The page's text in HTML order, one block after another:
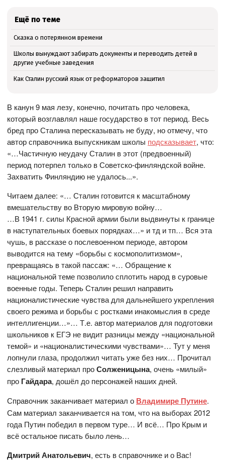
Ещё по теме
Сказка о потерянном времени
Школы вынуждают забирать документы и переводить детей в
другие учебные заведения
Как Сталин русский язык от реформаторов защитил
В канун 9 мая лезу, конечно, почитать про человека,
который возглавлял наше государство в тот период. Весь
бред про Сталина пересказывать не буду, но отмечу, что
автор справочника выпускникам школы подсказывает, что:
«…Частичную неудачу Сталин в этот (предвоенный)
период потерпел только в Советско-финляндской войне.
Захватить Финляндию не удалось...».
Читаем далее: «… Сталин готовится к масштабному
вмешательству во Вторую мировую войну…
…В 1941 г. силы Красной армии были выдвинуты к границе
в наступательных боевых порядках…» и тд и тп… Вся эта
чушь, в рассказе о послевоенном периоде, автором
выводится на тему «борьбы с космополитизмом»,
превращаясь в такой пассаж: «… Обращение к
национальной теме позволило сплотить народ в суровые
военные годы. Теперь Сталин решил направить
националистические чувства для дальнейшего укрепления
своего режима и борьбы с ростками инакомыслия в среде
интеллигенции…»… Т.е. автор материалов для подготовки
школьников к ЕГЭ не видит разницы между «национальной
темой» и «националистическими чувствами»… Тут у меня
лопнули глаза, продолжил читать уже без них… Прочитал
слезливый материал проСолженицына, очень «милый»
про Гайдара, дошёл до персонажей наших дней.
Справочник заканчивает материал о Владимире Путине.
Сам материал заканчивается на том, что на выборах 2012
года Путин победил в первом туре… И всё… Про Крым и
всё остальное писать было лень…
Дмитрий Анатольевич, есть в справочнике и о Вас!